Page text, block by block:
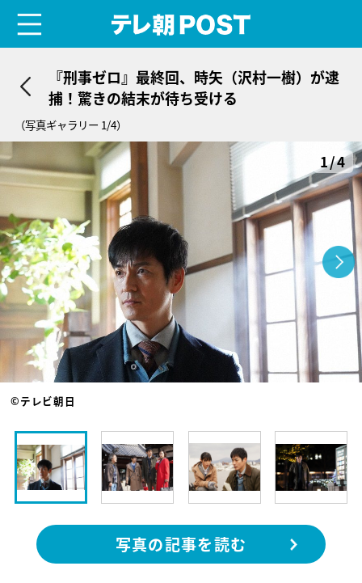
『刑事ゼロ』最終回、時矢（沢村一樹）が逮
捕！驚きの結末が待ち受ける
（写真ギャラリー 1/4）
1/4
©テレビ朝日
写真の記事を読む